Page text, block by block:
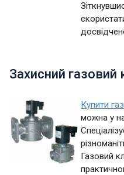
Захисний газовий
Купити
можна у
Газовий